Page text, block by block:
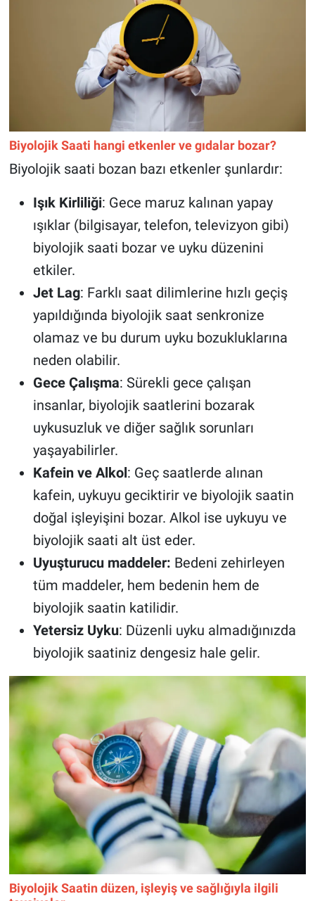
Biyolojik Saati hangi etkenler ve gıdalar bozar?
Biyolojik saati bozan bazı etkenler şunlardır:
Işık Kirliliği: Gece maruz kalınan yapay
ışıklar (bilgisayar, telefon, televizyon gibi)
biyolojik saati bozar ve uyku düzenini
etkiler.
Jet Lag: Farklı saat dilimlerine hızlı geçiş
yapıldığında biyolojik saat senkronize
olamaz ve bu durum uyku bozukluklarına
neden olabilir.
Gece Çalışma: Sürekli gece çalışan
insanlar, biyolojik saatlerini bozarak
uykusuzluk ve diğer sağlık sorunları
yaşayabilirler.
Kafein ve Alkol: Geç saatlerde alınan
kafein, uykuyu geciktirir ve biyolojik saatin
doğal işleyişini bozar. Alkol ise uykuyu ve
biyolojik saati alt üst eder.
Uyuşturucu maddeler: Bedeni zehirleyen
tüm maddeler, hem bedenin hem de
biyolojik saatin katilidir.
Yetersiz Uyku: Düzenli uyku almadığınızda
biyolojik saatiniz dengesiz hale gelir.
Biyolojik Saatin düzen, işleyiş ve sağlığıyla ilgili